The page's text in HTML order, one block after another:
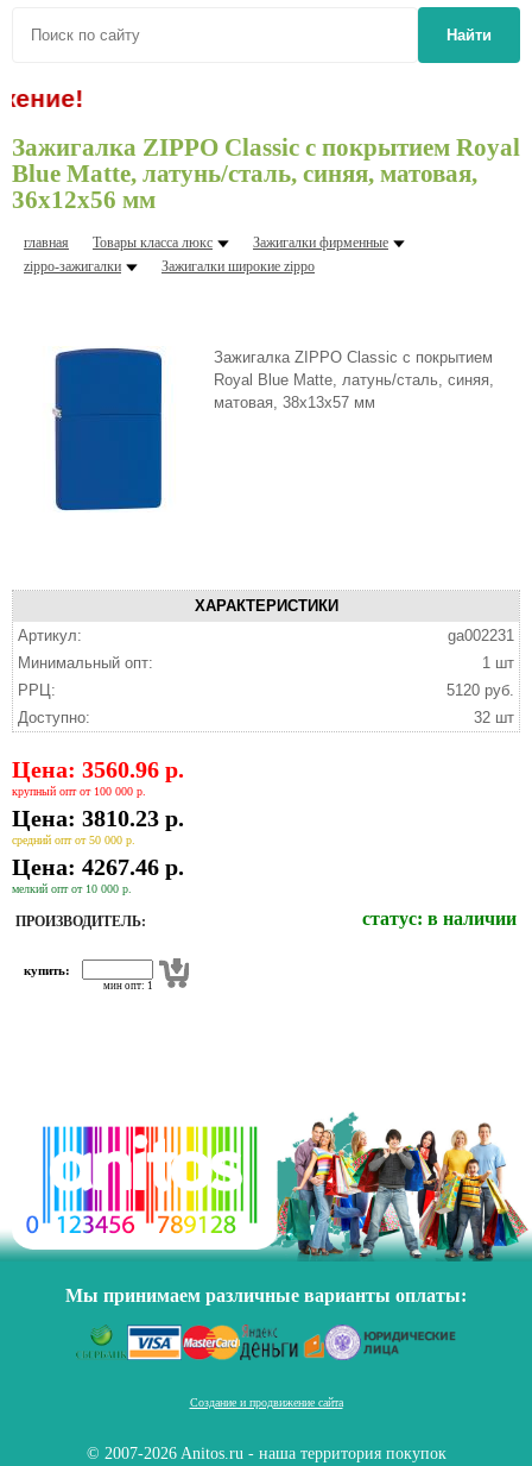
Найти
Зажигалка ZIPPO Classic с покрытием Royal
Blue Matte, латунь/сталь, синяя, матовая,
36x12x56 мм
главная Товары класса люкс
Зажигалки фирменные
zippo-зажигалки
Зажигалки шиpокие zippo
Зажигалка ZIPPO Classic с покрытием
Royal Blue Matte, латунь/сталь, синяя,
матовая, 38x13x57 мм
ХАРАКТЕРИСТИКИ
Артикул:
ga002231
Минимальный опт:
1 шт
РРЦ:
5120 руб.
Доступно:
32 шт
Цена: 3560.96 р.
крупный опт от 100 000 р.
Цена: 3810.23 р.
средний опт от 50 000 р.
Цена: 4267.46 р.
мелкий опт от 10 000 р.
ПРОИЗВОДИТЕЛЬ: статус: в наличии
купить:
мин опт: 1
Мы принимаем различные варианты оплаты:
Создание и продвижение сайта
© 2007-2026 Anitos.ru - наша территория покупок